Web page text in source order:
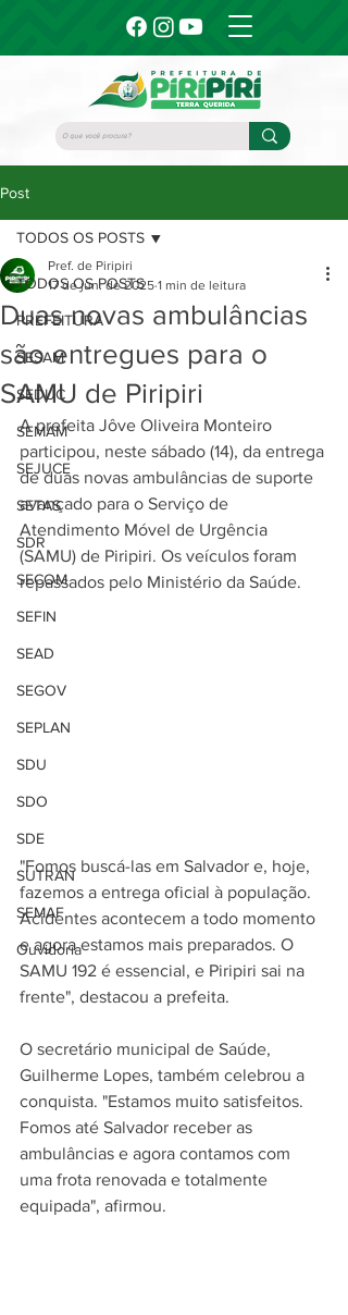
Post
TODOS OS POSTS
PREFEITURA
SESAM
SEDUC
SEMAM
SEJUCE
SETAS
SDR
SECOM
SEFIN
SEAD
SEGOV
SEPLAN
SDU
SDO
SDE
SUTRAN
SEMAF
Ouvidoria
TODOS OS POSTS
Duas novas ambulâncias
são entregues para o
SAMU de Piripiri
Pref. de Piripiri
17 de jun. de 2025 1 min de leitura
A prefeita Jôve Oliveira Monteiro
participou, neste sábado (14), da entrega
de duas novas ambulâncias de suporte
avançado para o Serviço de
Atendimento Móvel de Urgência
(SAMU) de Piripiri. Os veículos foram
repassados pelo Ministério da Saúde.
"Fomos buscá-las em Salvador e, hoje,
fazemos a entrega oficial à população.
Acidentes acontecem a todo momento
e agora estamos mais preparados. O
SAMU 192 é essencial, e Piripiri sai na
frente", destacou a prefeita.
O secretário municipal de Saúde,
Guilherme Lopes, também celebrou a
conquista. "Estamos muito satisfeitos.
Fomos até Salvador receber as
ambulâncias e agora contamos com
uma frota renovada e totalmente
equipada", afirmou.